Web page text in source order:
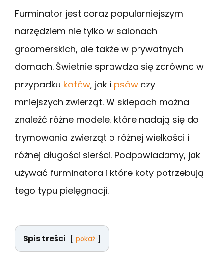
Furminator jest coraz popularniejszym
narzędziem nie tylko w salonach
groomerskich, ale także w prywatnych
domach. Świetnie sprawdza się zarówno w
przypadku kotów, jak i psów czy
mniejszych zwierząt. W sklepach można
znaleźć różne modele, które nadają się do
trymowania zwierząt o różnej wielkości i
różnej długości sierści. Podpowiadamy, jak
używać furminatora i które koty potrzebują
tego typu pielęgnacji.
Spis treści pokaż